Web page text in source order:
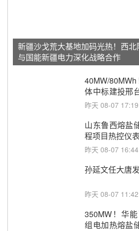
新疆沙戈荒大基地加码光热！西
与国能新疆电力深化战略合作
40MW/
体中标建投邢
调频改造EPC项
昨天 08-07 17:19
山东鲁西熔盐
程项目热控仪
昨天 08-07 16:44
孙延文任大唐
昨天 08-07 11:42
350MW！华
组电加热熔盐